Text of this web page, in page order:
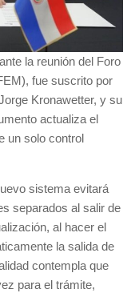
la reunión del Foro
fue suscrito por
Kronawetter, y su
actualiza el
un solo control
sistema evitará
separados al salir de
al hacer el
la salida de
contempla que
para el trámite,